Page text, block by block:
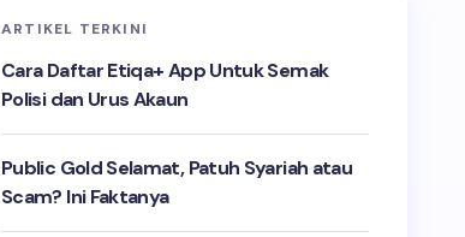
ARTIKEL TERKINI
Cara Daftar Etiqa+ App Untuk Semak
Polisi dan Urus Akaun
Public Gold Selamat, Patuh Syariah atau
Scam? Ini Faktanya